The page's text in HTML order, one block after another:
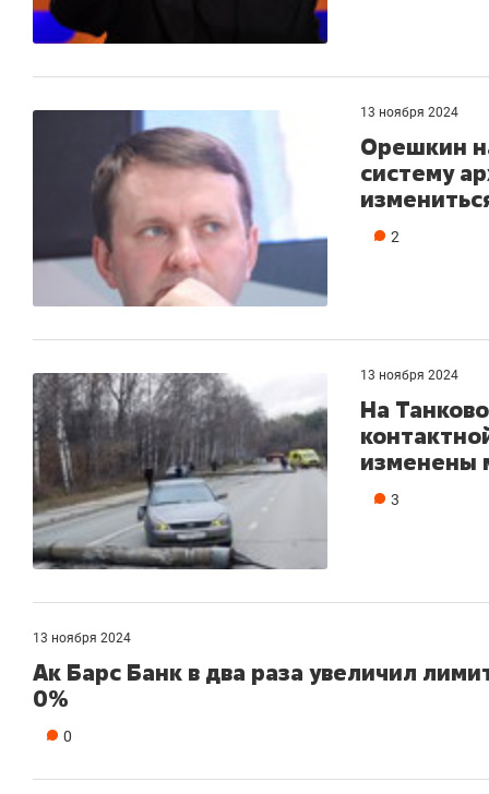
13 ноября 2024
Орешкин
систему
2
13 ноября 2024
На
изменены
3
13 ноября 2024
Ак Барс Банк в два раза увеличил
0%
0